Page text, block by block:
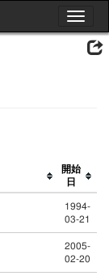
Toggle
開始
日
1994-
03-21
2005-
02-20